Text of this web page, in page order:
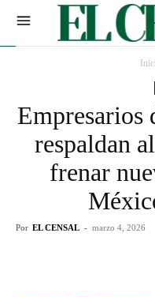
Empresarios
respaldan
frenar
Por EL CENSAL - marzo 4, 2026